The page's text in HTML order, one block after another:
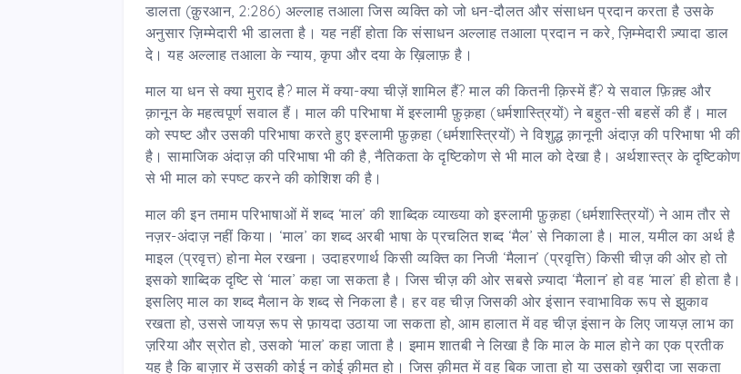
डालता (क़ुरआन, 2:286) अल्लाह तआला जिस व्यक्ति को जो धन-दौलत और संसाधन प्रदान करता है उसके
अनुसार ज़िम्मेदारी भी डालता है। यह नहीं होता कि संसाधन अल्लाह तआला प्रदान न करे, ज़िम्मेदारी ज़्यादा डाल
दे। यह अल्लाह तआला के न्याय, कृपा और दया के ख़िलाफ़ है।
माल या धन से क्या मुराद है? माल में क्या-क्या चीज़ें शामिल हैं? माल की कितनी क़िस्में हैं? ये सवाल फ़िक़्ह और
क़ानून के महत्वपूर्ण सवाल हैं। माल की परिभाषा में इस्लामी फ़ुक़हा (धर्मशास्त्रियों) ने बहुत-सी बहसें की हैं। माल
को स्पष्ट और उसकी परिभाषा करते हुए इस्लामी फ़ुक़हा (धर्मशास्त्रियों) ने विशुद्ध क़ानूनी अंदाज़ की परिभाषा भी की
है। सामाजिक अंदाज़ की परिभाषा भी की है, नैतिकता के दृष्टिकोण से भी माल को देखा है। अर्थशास्त्र के दृष्टिकोण
से भी माल को स्पष्ट करने की कोशिश की है।
माल की इन तमाम परिभाषाओं में शब्द ‘माल’ की शाब्दिक व्याख्या को इस्लामी फ़ुक़हा (धर्मशास्त्रियों) ने आम तौर से
नज़र-अंदाज़ नहीं किया। ‘माल’ का शब्द अरबी भाषा के प्रचलित शब्द ‘मैल’ से निकाला है। माल, यमील का अर्थ है
माइल (प्रवृत्त) होना मेल रखना। उदाहरणार्थ किसी व्यक्ति का निजी ‘मैलान’ (प्रवृत्ति) किसी चीज़ की ओर हो तो
इसको शाब्दिक दृष्टि से ‘माल’ कहा जा सकता है। जिस चीज़ की ओर सबसे ज़्यादा ‘मैलान’ हो वह ‘माल’ ही होता है।
इसलिए माल का शब्द मैलान के शब्द से निकला है। हर वह चीज़ जिसकी ओर इंसान स्वाभाविक रूप से झुकाव
रखता हो, उससे जायज़ रूप से फ़ायदा उठाया जा सकता हो, आम हालात में वह चीज़ इंसान के लिए जायज़ लाभ का
ज़रिया और स्रोत हो, उसको ‘माल’ कहा जाता है। इमाम शातबी ने लिखा है कि माल के माल होने का एक प्रतीक
यह है कि बाज़ार में उसकी कोई न कोई क़ीमत हो। जिस क़ीमत में वह बिक जाता हो या उसको ख़रीदा जा सकता